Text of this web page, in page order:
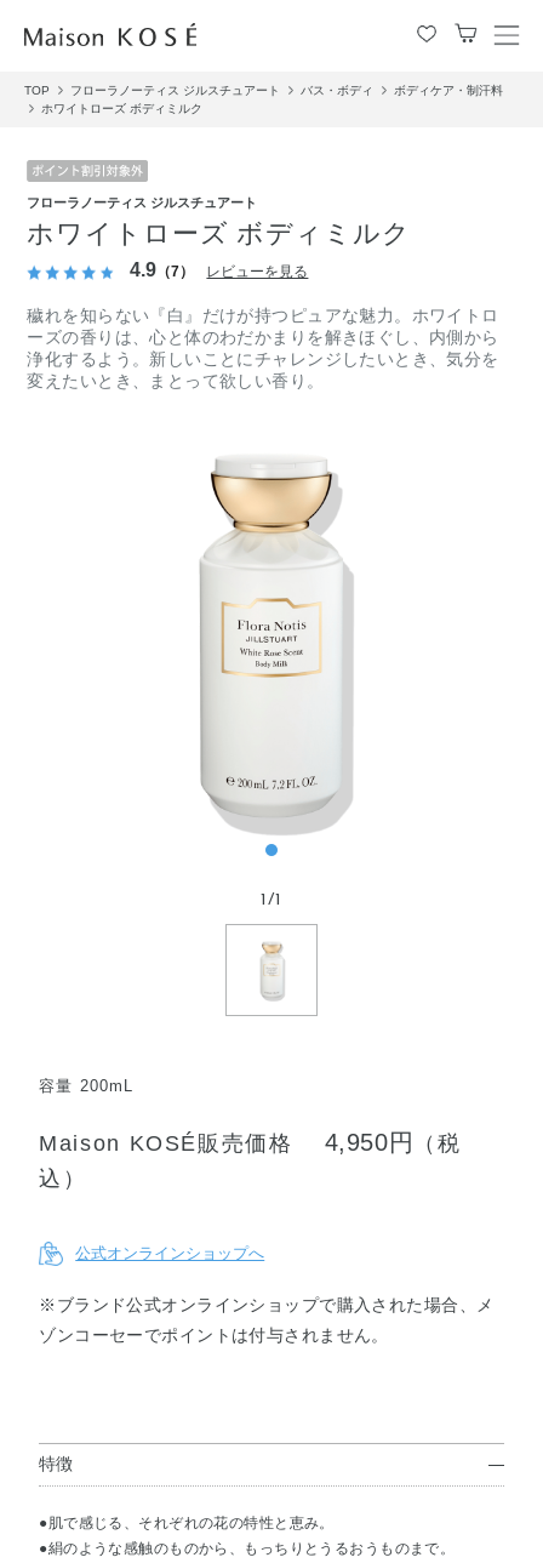
メ
TOP フローラノーティス ジルスチュアート バス・ボディ
ボディケア・制汗料
ホワイトローズ ボディミルク
フローラノーティス ジルスチュアート
ホワイトローズ ボディミルク
4.9 （7） レビューを見る
穢れを知らない『白』だけが持つピュアな魅力。ホワイトロ
ーズの香りは、心と体のわだかまりを解きほぐし、内側から
浄化するよう。新しいことにチャレンジしたいとき、気分を
変えたいとき、まとって欲しい香り。
1 /1
容量 200mL
Maison KOSÉ販売価格 4,950円
（税
込）
公式オンラインショップへ
※ブランド公式オンラインショップで購入された場合、メ
ゾンコーセーでポイントは付与されません。
特徴
●肌で感じる、それぞれの花の特性と恵み。
●絹のような感触のものから、もっちりとうるおうものまで。